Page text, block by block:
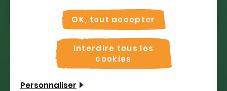
OK, tout accepter
Interdire tous les
cookies
Personnaliser